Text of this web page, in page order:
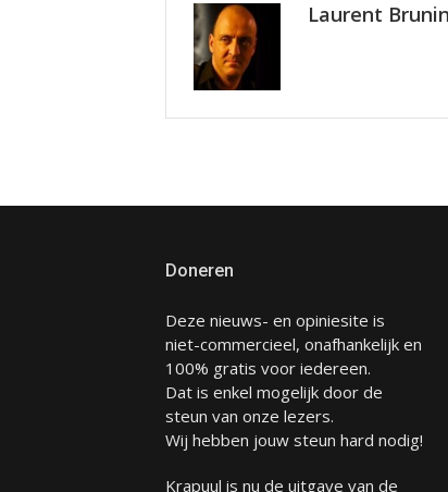
Laurent
Doneren
Deze nieuws- en opiniesite is
niet-commercieel, onafhankelijk en
100% gratis voor iedereen.
Dat is enkel mogelijk door de
steun van onze lezers.
Wij hebben jouw steun hard nodig!
Krapuul is nu de uitgave van de